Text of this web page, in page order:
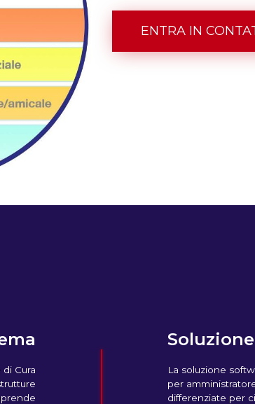
ENTRA IN
Cura
Soluzione
La soluzione
per
differenziate per